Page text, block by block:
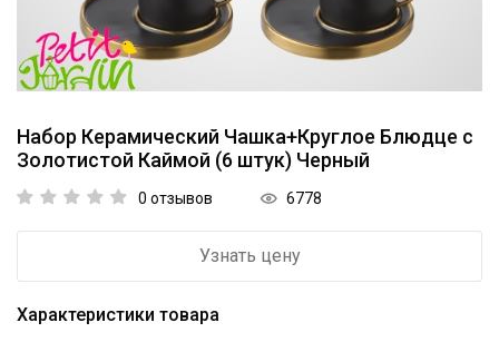
Ароматы
Посуда
Аксессуары
Упаковка
Набор Керамический Чашка+Круглое Блюдце с
Золотистой Каймой (6 штук) Черный
0 отзывов 6778
Узнать цену
Характеристики товара